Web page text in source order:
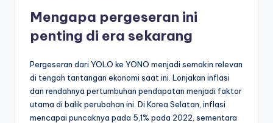
Mengapa pergeseran ini
penting di era sekarang
Pergeseran dari YOLO ke YONO menjadi semakin relevan
di tengah tantangan ekonomi saat ini. Lonjakan inflasi
dan rendahnya pertumbuhan pendapatan menjadi faktor
utama di balik perubahan ini. Di Korea Selatan, inflasi
mencapai puncaknya pada 5,1% pada 2022, sementara